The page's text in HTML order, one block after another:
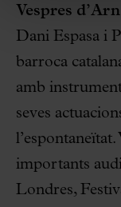
Vespres
Dani Espasa i
barroca
amb
seves
importants
Londres,